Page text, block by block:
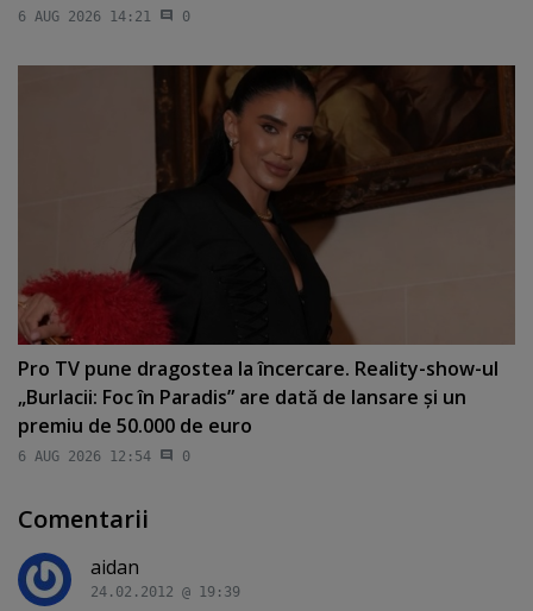
6 AUG 2026 14:21 0
Pro TV pune dragostea la încercare. Reality-show-ul
„Burlacii: Foc în Paradis” are dată de lansare şi un
premiu de 50.000 de euro
6 AUG 2026 12:54 0
Comentarii
aidan
24.02.2012 @ 19:39